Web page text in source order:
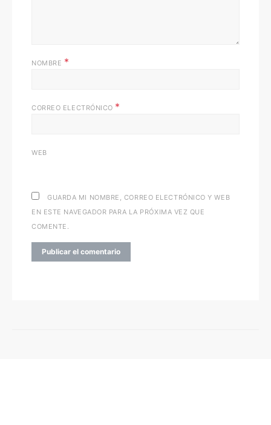
NOMBRE *
CORREO ELECTRÓNICO *
WEB
GUARDA MI NOMBRE, CORREO ELECTRÓNICO Y WEB
EN ESTE NAVEGADOR PARA LA PRÓXIMA VEZ QUE
COMENTE.